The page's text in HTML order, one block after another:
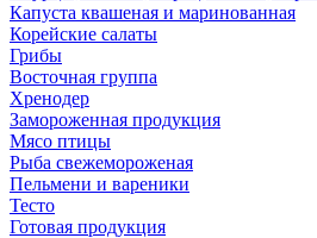
Капуста квашеная и маринованная
Корейские салаты
Грибы
Восточная группа
Хренодер
Замороженная продукция
Мясо птицы
Рыба свежемороженая
Пельмени и вареники
Тесто
Готовая продукция